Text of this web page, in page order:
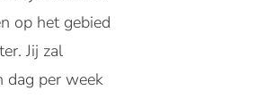
op het gebied
Jij zal
dag per week